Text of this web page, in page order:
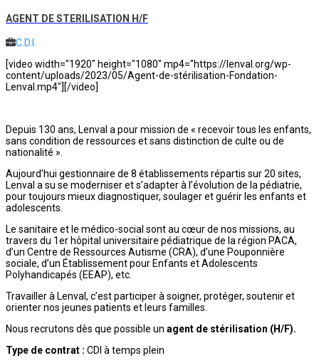
AGENT DE STERILISATION H/F
C.D.I.
[video width="1920" height="1080" mp4="https://lenval.org/wp-
content/uploads/2023/05/Agent-de-stérilisation-Fondation-
Lenval.mp4"][/video]
Depuis 130 ans, Lenval a pour mission de « recevoir tous les enfants,
sans condition de ressources et sans distinction de culte ou de
nationalité ».
Aujourd’hui gestionnaire de 8 établissements répartis sur 20 sites,
Lenval a su se moderniser et s’adapter à l’évolution de la pédiatrie,
pour toujours mieux diagnostiquer, soulager et guérir les enfants et
adolescents.
Le sanitaire et le médico-social sont au cœur de nos missions, au
travers du 1er hôpital universitaire pédiatrique de la région PACA,
d’un Centre de Ressources Autisme (CRA), d’une Pouponnière
sociale, d’un Établissement pour Enfants et Adolescents
Polyhandicapés (EEAP), etc.
Travailler à Lenval, c’est participer à soigner, protéger, soutenir et
orienter nos jeunes patients et leurs familles.
Nous recrutons dès que possible un agent de stérilisation (H/F).
Type de contrat : CDI à temps plein